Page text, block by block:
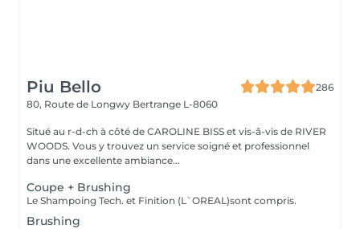
Piu Bello
286
80, Route de Longwy Bertrange L-8060
Situé au r-d-ch à côté de CAROLINE BISS et vis-â-vis de RIVER
WOODS. Vous y trouvez un service soigné et professionnel
dans une excellente ambiance...
Coupe + Brushing
Le Shampoing Tech. et Finition (L`OREAL)sont compris.
Brushing